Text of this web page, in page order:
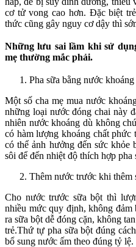
cơ tử vong cao hơn. Đặc biệt
thức cũng gây nguy cơ dậy thì
Những lưu sai lầm khi sử
mẹ thường mắc phải.
Pha sữa bằng nước khoáng
Một số cha mẹ mua nước
những loại nước đóng chai này
nhiên nước khoáng dù không
có hàm lượng khoáng chất
có thể ảnh hưởng đến sức khỏe
sôi để đến nhiệt độ thích hợp pha
Thêm nước trước khi thêm
Cho nước trước sữa bột thì
nhiều mức quy định, không đảm
ra sữa bột dễ đóng cặn, không
trẻ.Thứ tự pha sữa bột đúng
bổ sung nước ấm theo đúng tỷ lệ.